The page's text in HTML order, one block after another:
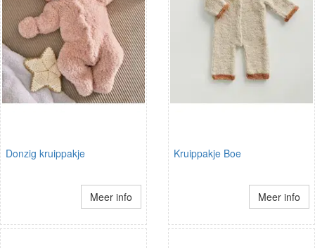
Donzig kruippakje
Meer info
Kruippakje Boe
Meer info